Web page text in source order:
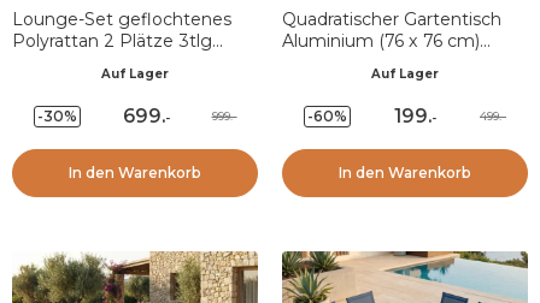
Lounge-Set geflochtenes
Polyrattan 2 Plätze 3tlg
Auf Lager
-30% 699.- 999.-
In den Warenkorb
Quadratischer Gartentisch
Aluminium (76 x 76 cm)
Auf Lager
-60% 199.- 499.-
In den Warenkorb